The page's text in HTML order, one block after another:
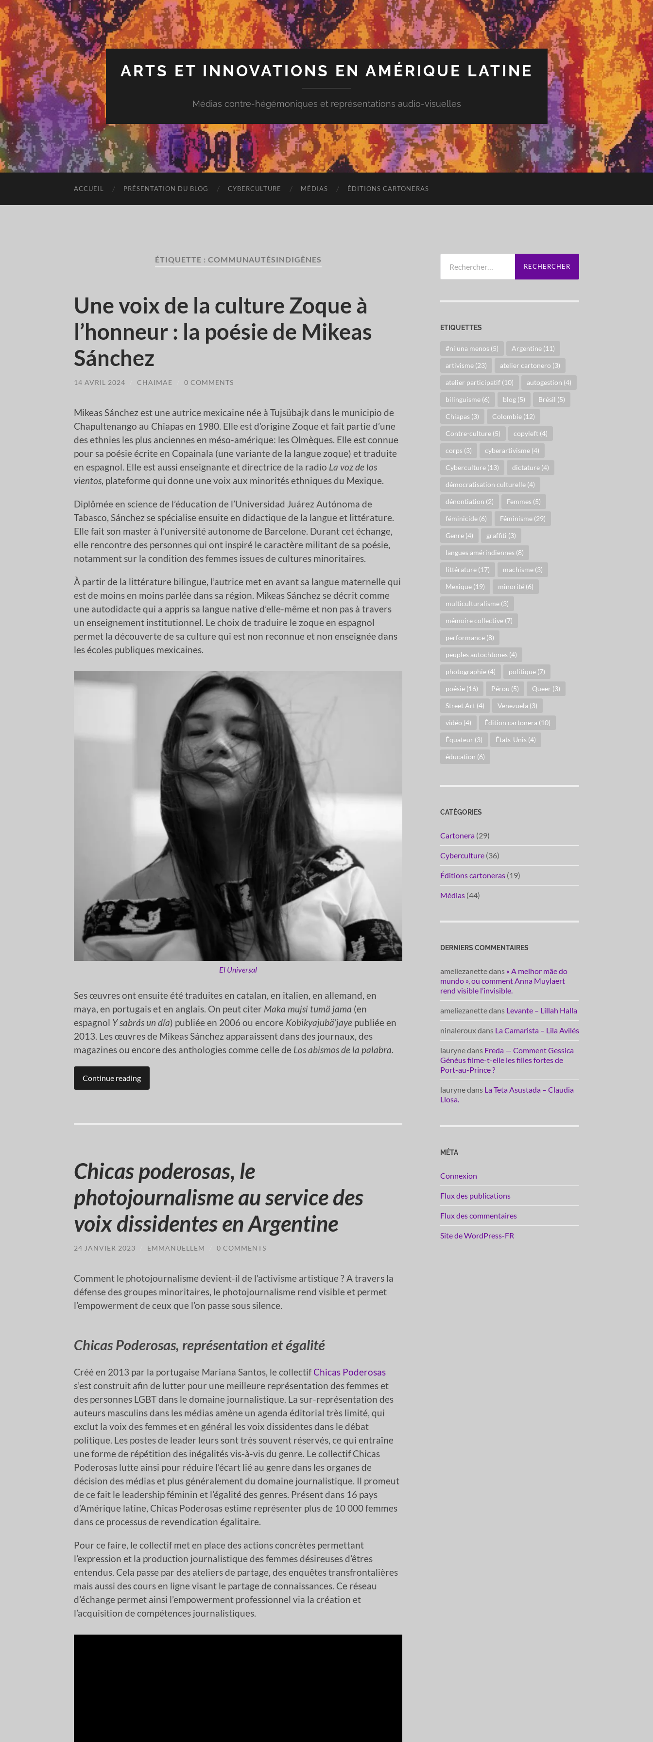
ARTS ET INNOVATIONS EN AMÉRIQUE LATINE
Médias contre-hégémoniques et représentations audio-visuelles
ACCUEIL PRÉSENTATION DU BLOG CYBERCULTURE MÉDIAS ÉDITIONS CARTONERAS
ÉTIQUETTE : COMMUNAUTÉSINDIGÈNES
Une voix de la culture Zoque à
l’honneur : la poésie de Mikeas
Sánchez
14 AVRIL 2024 CHAIMAE 0 COMMENTS
Mikeas Sánchez est une autrice mexicaine née à Tujsübajk dans le municipio de
Chapultenango au Chiapas en 1980. Elle est d’origine Zoque et fait partie d’une
des ethnies les plus anciennes en méso-amérique: les Olmèques. Elle est connue
pour sa poésie écrite en Copainala (une variante de la langue zoque) et traduite
en espagnol. Elle est aussi enseignante et directrice de la radio La voz de los
vientos, plateforme qui donne une voix aux minorités ethniques du Mexique.
Diplômée en science de l’éducation de l’Universidad Juárez Autónoma de
Tabasco, Sánchez se spécialise ensuite en didactique de la langue et littérature.
Elle fait son master à l’université autonome de Barcelone. Durant cet échange,
elle rencontre des personnes qui ont inspiré le caractère militant de sa poésie,
notamment sur la condition des femmes issues de cultures minoritaires.
À partir de la littérature bilingue, l’autrice met en avant sa langue maternelle qui
est de moins en moins parlée dans sa région. Mikeas Sánchez se décrit comme
une autodidacte qui a appris sa langue native d’elle-même et non pas à travers
un enseignement institutionnel. Le choix de traduire le zoque en espagnol
permet la découverte de sa culture qui est non reconnue et non enseignée dans
les écoles publiques mexicaines.
El Universal
Ses œuvres ont ensuite été traduites en catalan, en italien, en allemand, en
maya, en portugais et en anglais. On peut citer Maka mujsi tumä jama (en
espagnol Y sabrás un día) publiée en 2006 ou encore Kobikyajubä’jaye publiée en
2013. Les œuvres de Mikeas Sánchez apparaissent dans des journaux, des
magazines ou encore des anthologies comme celle de Los abismos de la palabra.
Continue reading
Chicas poderosas, le
photojournalisme au service des
voix dissidentes en Argentine
24 JANVIER 2023 EMMANUELLEM 0 COMMENTS
Comment le photojournalisme devient-il de l’activisme artistique ? A travers la
défense des groupes minoritaires, le photojournalisme rend visible et permet
l’empowerment de ceux que l’on passe sous silence.
Chicas Poderosas, représentation et égalité
Créé en 2013 par la portugaise Mariana Santos, le collectifChicas Poderosas
s’est construit afin de lutter pour une meilleure représentation des femmes et
des personnes LGBT dans le domaine journalistique. La sur-représentation des
auteurs masculins dans les médias amène un agenda éditorial très limité, qui
exclut la voix des femmes et en général les voix dissidentes dans le débat
politique. Les postes de leader leurs sont très souvent réservés, ce qui entraîne
une forme de répétition des inégalités vis-à-vis du genre. Le collectif Chicas
Poderosas lutte ainsi pour réduire l’écart lié au genre dans les organes de
décision des médias et plus généralement du domaine journalistique. Il promeut
de ce fait le leadership féminin et l’égalité des genres. Présent dans 16 pays
d’Amérique latine, Chicas Poderosas estime représenter plus de 10 000 femmes
dans ce processus de revendication égalitaire.
Pour ce faire, le collectif met en place des actions concrètes permettant
l’expression et la production journalistique des femmes désireuses d’êtres
entendus. Cela passe par des ateliers de partage, des enquêtes transfrontalières
mais aussi des cours en ligne visant le partage de connaissances. Ce réseau
d’échange permet ainsi l’empowerment professionnel via la création et
l’acquisition de compétences journalistiques.
ETIQUETTES
#ni una menos (5) Argentine (11)
artivisme (23) atelier cartonero (3)
atelier participatif (10) autogestion (4)
bilinguisme (6) blog (5) Brésil (5)
Chiapas (3) Colombie (12)
Contre-culture (5) copyleft (4)
corps (3) cyberartivisme (4)
Cyberculture (13) dictature (4)
démocratisation culturelle (4)
dénontiation (2) Femmes (5)
féminicide (6) Féminisme (29)
Genre (4) graffiti (3)
langues amérindiennes (8)
littérature (17) machisme (3)
Mexique (19) minorité (6)
multiculturalisme (3)
mémoire collective (7)
performance (8)
peuples autochtones (4)
photographie (4) politique (7)
poésie (16) Pérou (5) Queer (3)
Street Art (4) Venezuela (3)
vidéo (4) Édition cartonera (10)
Équateur (3) États-Unis (4)
éducation (6)
CATÉGORIES
Cartonera (29)
Cyberculture (36)
Éditions cartoneras (19)
Médias (44)
DERNIERS COMMENTAIRES
ameliezanettedans « A melhor mãe do
mundo », ou comment Anna Muylaert
rend visible l’invisible.
ameliezanettedans Levante – Lillah Halla
ninalerouxdans La Camarista – Lila Avilés
laurynedans Freda — Comment Gessica
Généus filme-t-elle les filles fortes de
Port-au-Prince ?
laurynedans La Teta Asustada – Claudia
Llosa.
MÉTA
Connexion
Flux des publications
Flux des commentaires
Site de WordPress-FR